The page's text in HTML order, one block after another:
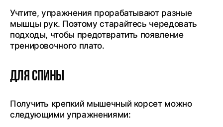
Учтите, упражнения прорабатывают разные
мышцы рук. Поэтому старайтесь чередовать
подходы, чтобы предотвратить появление
тренировочного плато.
Для спины
Получить крепкий мышечный корсет можно
следующими упражнениями: